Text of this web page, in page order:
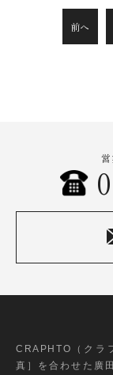
前へ
CRAPHTO（クラ
真］ を合わせた廣